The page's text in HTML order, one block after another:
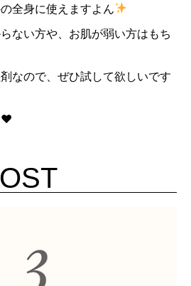
全身に使えますよん
ない方や、お肌が弱い方はもち
なので、ぜひ試して欲しいです
♥